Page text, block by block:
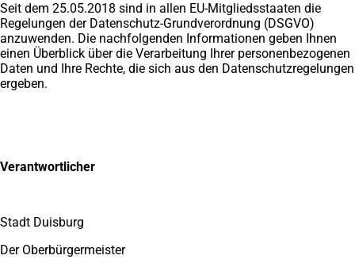
Seit dem 25.05.2018 sind in allen EU-Mitgliedsstaaten die
Regelungen der Datenschutz-Grundverordnung (DSGVO)
anzuwenden. Die nachfolgenden Informationen geben Ihnen
einen Überblick über die Verarbeitung Ihrer personenbezogenen
Daten und Ihre Rechte, die sich aus den Datenschutzregelungen
ergeben.
Verantwortlicher
Stadt Duisburg
Der Oberbürgermeister